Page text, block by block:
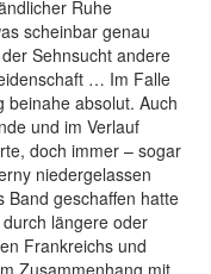
Ruhe
scheinbar genau
Sehnsucht andere
… Im Falle
beinahe absolut. Auch
und im Verlauf
doch immer – sogar
niedergelassen
Band geschaffen hatte
längere oder
Frankreichs und
Zusammenhang mit